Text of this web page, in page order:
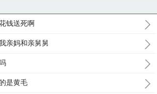
钱送死啊
亲妈和亲舅舅
是黄毛